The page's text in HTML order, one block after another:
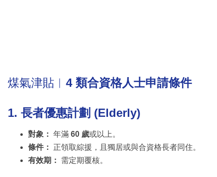
煤氣津貼︳ 4 類合資格人士申請條件
1. 長者優惠計劃 (Elderly)
對象： 年滿 60 歲或以上。
條件：
正領取綜援，且獨居或與合資格長者同住。
有效期：
需定期覆核。